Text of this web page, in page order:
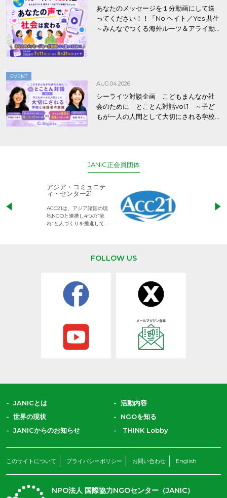
あなたのメッセージを１分動画にして送
ってください！！「No ヘイト／Yes 共生
～みんなでつくる海外ルーツ＆アライ動
EVENT
AUG.04.2026
シーライツ対談企画 こどもまんなか社
会のために とことん対話vol.1 ～子ど
もが一人の人間として大切にされる学校
JANIC正会員団体
アジア・コミュニテ
ィ・センター21
ACC21は、アジア諸国の現
地NGOと連携し4つの“流
れ”と人づくりを推進してい
児童労働のない
権利が守られた
FOLLOW US
JANICとは
活動内容
世界の現状
NGOを知る
JANICからのお知らせ
THINK Lobby
このサイトについて プライバシーポリシー お問い合わせ English
NPO法人 国際協力NGOセンター（JANIC）